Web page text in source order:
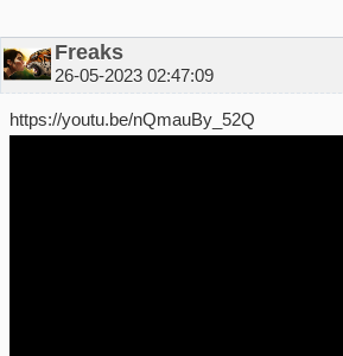
Freaks
26-05-2023 02:47:09
https://youtu.be/nQmauBy_52Q